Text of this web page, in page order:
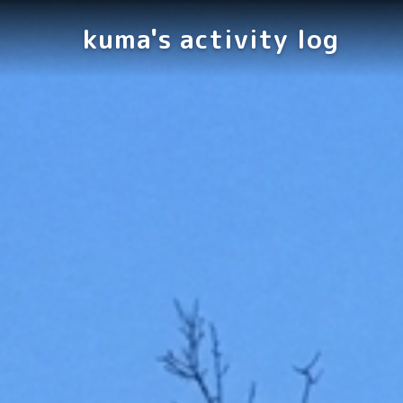
kuma's activity log